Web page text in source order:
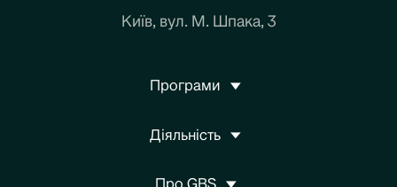
Київ, вул. М. Шпака, 3
Програми
Діяльність